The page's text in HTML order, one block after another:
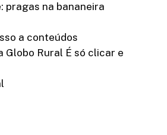
pragas na bananeira
a conteúdos
Globo Rural É só clicar e